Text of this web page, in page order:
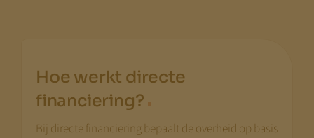
Hoe werkt directe
financiering? .
Bij directe financiering bepaalt de overheid op basis